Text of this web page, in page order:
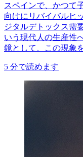
スペインで、かつて
向けにリバイバルヒ
ジタルデトックス需
いう現代人の生産性
鏡として、この現象
5 分で読めます